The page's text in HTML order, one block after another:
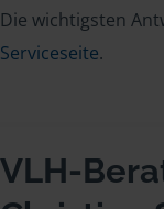
Die wichtigsten
Serviceseite.
VLH-